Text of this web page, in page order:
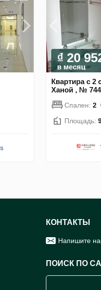
₫ 20
в месяц
Квартира с 2
Ханой , №
Спален: 2
Площадь:
КОНТАКТЫ
Напишите
ПОИСК ПО